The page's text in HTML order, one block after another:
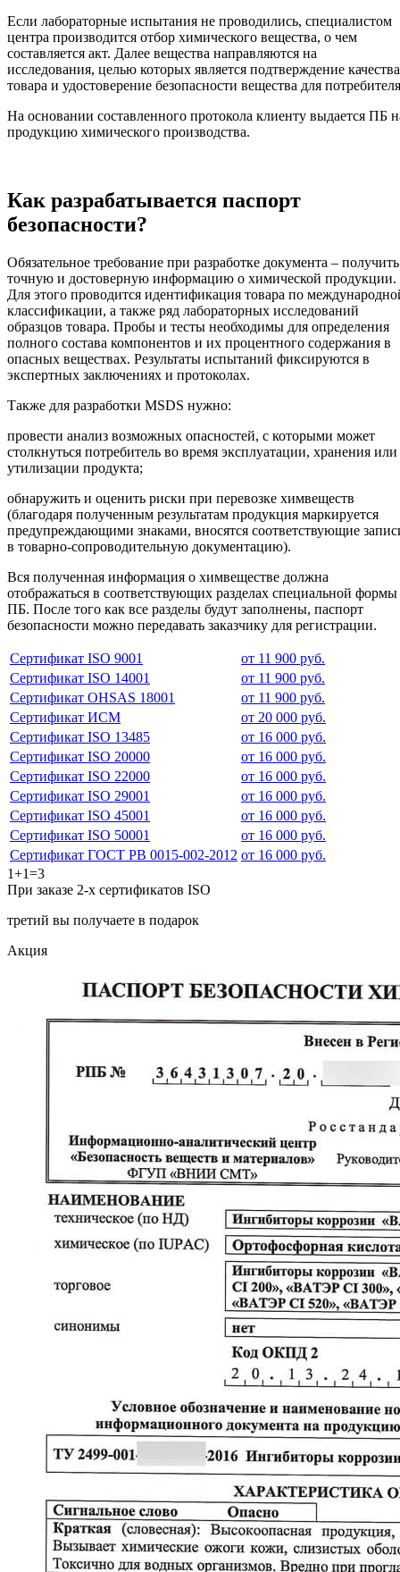
Если лабораторные испытания не проводились, специалистом
центра производится отбор химического вещества, о чем
составляется акт. Далее вещества направляются на
исследования, целью которых является подтверждение качества
товара и удостоверение безопасности вещества для
На основании составленного протокола клиенту выдается ПБ
продукцию химического производства.
Как разрабатывается паспорт
безопасности?
Обязательное требование при разработке документа – получить
точную и достоверную информацию о химической продукции.
Для этого проводится идентификация товара по
классификации, а также ряд лабораторных исследований
образцов товара. Пробы и тесты необходимы для определения
полного состава компонентов и их процентного содержания в
опасных веществах. Результаты испытаний фиксируются в
экспертных заключениях и протоколах.
Также для разработки MSDS нужно:
провести анализ возможных опасностей, с которыми может
столкнуться потребитель во время эксплуатации, хранения или
утилизации продукта;
обнаружить и оценить риски при перевозке химвеществ
(благодаря полученным результатам продукция маркируется
предупреждающими знаками, вносятся соответствующие
в товарно-сопроводительную документацию).
Вся полученная информация о химвеществе должна
отображаться в соответствующих разделах специальной формы
ПБ. После того как все разделы будут заполнены, паспорт
безопасности можно передавать заказчику для регистрации.
Сертификат ISO 9001
от 11 900 руб.
Сертификат ISO 14001
от 11 900 руб.
Сертификат OHSAS 18001
от 11 900 руб.
Сертификат ИСМ
от 20 000 руб.
Сертификат ISO 13485
от 16 000 руб.
Сертификат ISO 20000
от 16 000 руб.
Сертификат ISO 22000
от 16 000 руб.
Сертификат ISO 29001
от 16 000 руб.
Сертификат ISO 45001
от 16 000 руб.
Сертификат ISO 50001
от 16 000 руб.
Сертификат ГОСТ РВ 0015-002-2012 от 16 000 руб.
1+1=3
При заказе 2-х сертификатов ISO
третий вы получаете в подарок
Акция